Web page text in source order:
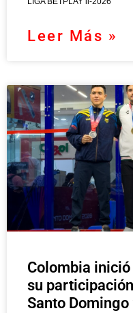
Leer Más »
Colombia
su
Santo